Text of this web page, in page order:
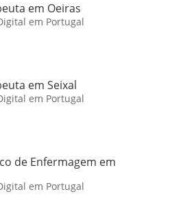
em Oeiras
em Portugal
em Seixal
em Portugal
de Enfermagem em
em Portugal